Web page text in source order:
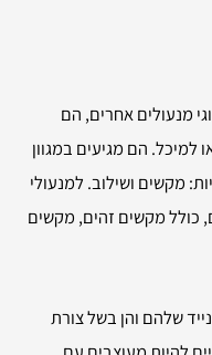
מנעולים אחרים, הם
למיכל. הם מגיעים במגוון
מקשים ושילוב. למנעולי
כולל מקשים זהים, מקשים
שלהם והן בשל צורת